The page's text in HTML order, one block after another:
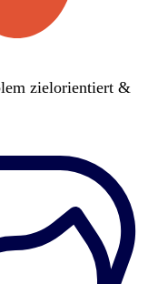
zielorientiert &